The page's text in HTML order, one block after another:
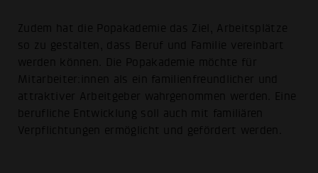
Zudem hat die Popakademie das Ziel, Arbeitsplätze
so zu gestalten, dass Beruf und Familie vereinbart
werden können. Die Popakademie möchte für
Mitarbeiter:innen als ein familienfreundlicher und
attraktiver Arbeitgeber wahrgenommen werden. Eine
berufliche Entwicklung soll auch mit familiären
Verpflichtungen ermöglicht und gefördert werden.